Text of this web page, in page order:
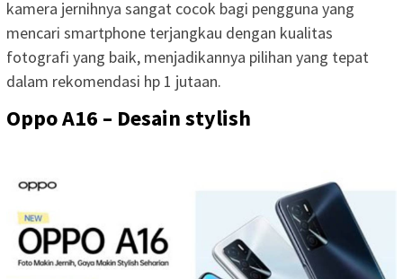
kamera jernihnya sangat cocok bagi pengguna yang
mencari smartphone terjangkau dengan kualitas
fotografi yang baik, menjadikannya pilihan yang tepat
dalam rekomendasi hp 1 jutaan.
Oppo A16 – Desain stylish